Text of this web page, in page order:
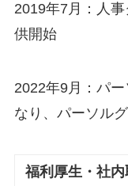
2019年7月：人
供開始
2022年9月：パ
なり、パーソル
福利厚生・社